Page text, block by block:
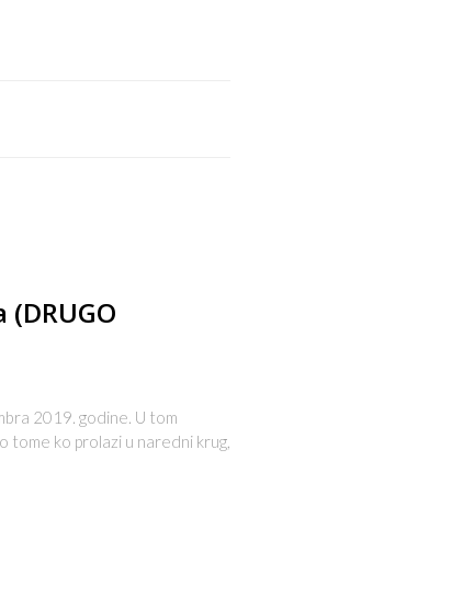
2019. godine. U tom
tome ko prolazi u naredni krug,